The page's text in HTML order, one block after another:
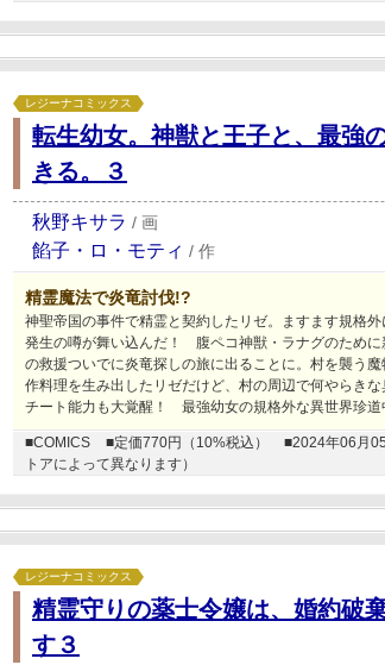
レジーナコミックス
転生幼女。神獣と王子と、最強
きる。３
秋野キサラ / 画
餡子・ロ・モティ / 作
精霊魔法で炎竜討伐!?
神聖帝国の事件で精霊と契約したリゼ。ますます規格
発生の噂が舞い込んだ！ 腹ペコ神獣・ラナグのため
の救援ついでに炎竜探しの旅に出ることに。村を襲う
作料理を生み出したリゼだけど、村の周辺で何やらき
チート能力も大覚醒！ 最強幼女の規格外な異世界珍道
■COMICS ■定価770円（10%税込）
■2024年06月
トアによって異なります）
レジーナコミックス
精霊守りの薬士令嬢は、婚約破
す３